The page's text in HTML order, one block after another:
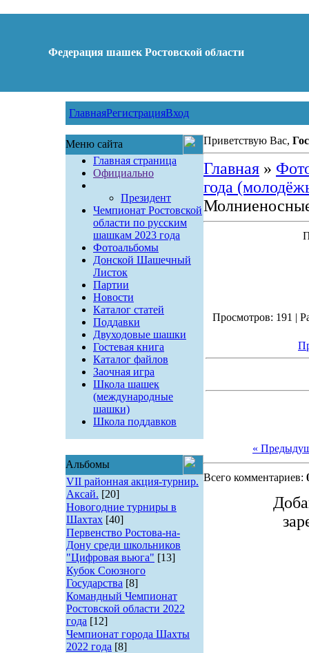
Федерация шашек Ростовской области
ГлавнаяРегистрацияВход
Меню сайта
Главная страница
Официально
Президент
Чемпионат Ростовской
области по русским
шашкам 2023 года
Фотоальбомы
Донской Шашечный
Листок
Партии
Новости
Каталог статей
Поддавки
Двуходовые шашки
Гостевая книга
Каталог файлов
Заочная игра
Школа шашек
(международные
шашки)
Школа поддавков
Альбомы
VII районная акция-турнир.
Аксай. [20]
Новогодние турниры в
Шахтах [40]
Первенство Ростова-на-
Дону среди школьников
"Цифровая вьюга" [13]
Кубок Союзного
Государства [8]
Командный Чемпионат
Ростовской области 2022
года [12]
Чемпионат города Шахты
2022 года [8]
Приветствую Вас,
Главная»
года
Просмотров: 191 |
«
Всего комментариев: